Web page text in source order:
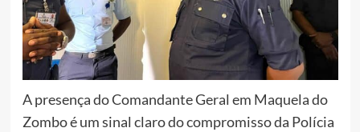
A presença do Comandante Geral em Maquela do
Zombo é um sinal claro do compromisso da Polícia